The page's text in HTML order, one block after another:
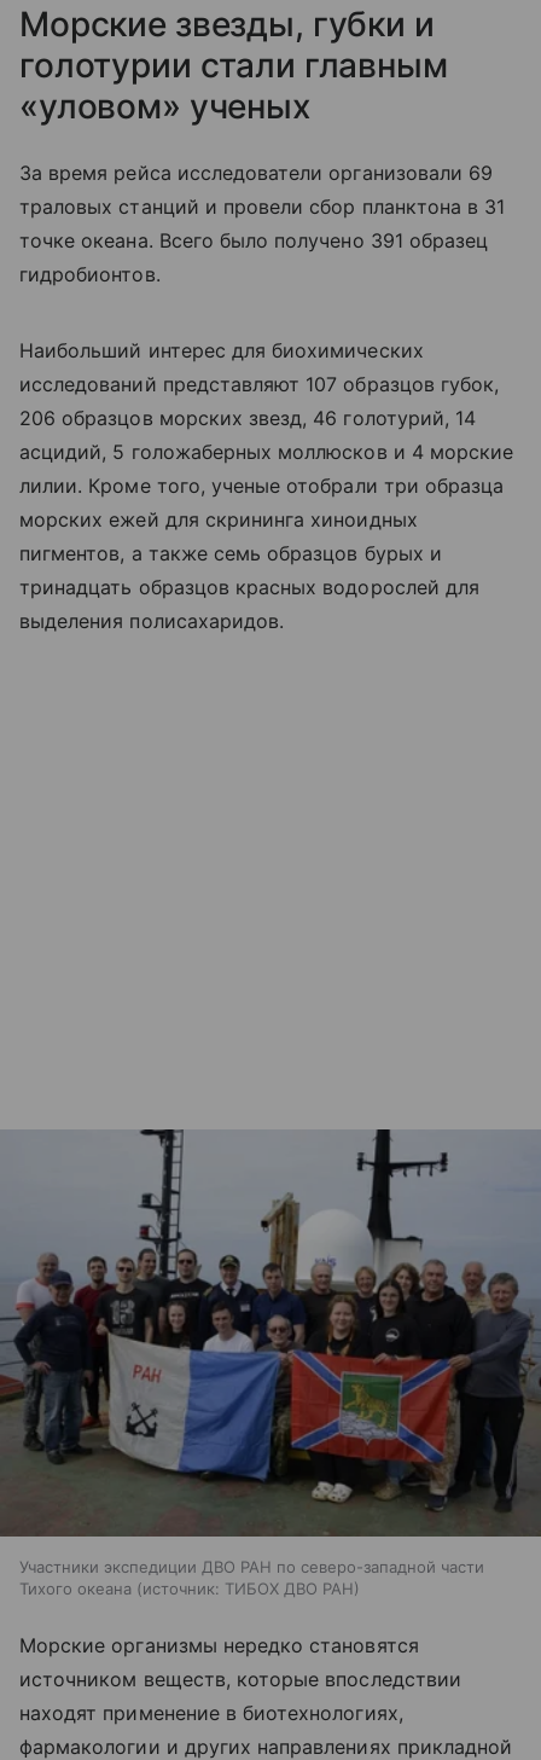
Морские звезды, губки и
голотурии стали главным
«уловом» ученых
За время рейса исследователи организовали 69
траловых станций и провели сбор планктона в 31
точке океана. Всего было получено 391 образец
гидробионтов.
Наибольший интерес для биохимических
исследований представляют 107 образцов губок,
206 образцов морских звезд, 46 голотурий, 14
асцидий, 5 голожаберных моллюсков и 4 морские
лилии. Кроме того, ученые отобрали три образца
морских ежей для скрининга хиноидных
пигментов, а также семь образцов бурых и
тринадцать образцов красных водорослей для
выделения полисахаридов.
Участники экспедиции ДВО РАН по северо-западной части
Тихого океана
источник: ТИБОХ ДВО РАН
Морские организмы нередко становятся
источником веществ, которые впоследствии
находят применение в биотехнологиях,
фармакологии и других направлениях прикладной